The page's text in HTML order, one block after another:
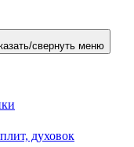
свернуть меню
духовок